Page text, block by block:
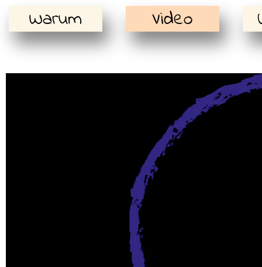
Warum Video